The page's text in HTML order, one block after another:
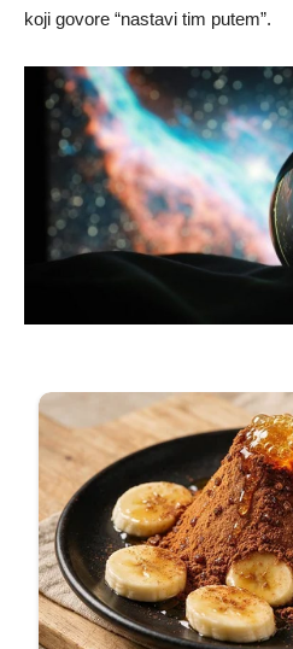
koji govore “nastavi tim putem”.